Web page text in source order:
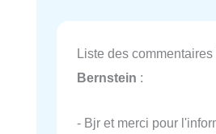
Liste des commentaires
Bernstein :
- Bjr et merci pour